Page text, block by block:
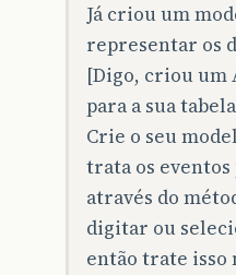
Já criou um
representar os
[Digo, criou um
para a sua
Crie o seu
trata os eventos
através do
digitar ou
então trate isso